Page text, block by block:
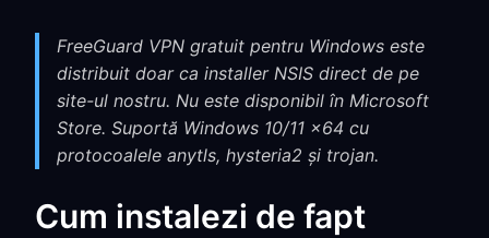
FreeGuard VPN gratuit pentru Windows este
distribuit doar ca installer NSIS direct de pe
site-ul nostru. Nu este disponibil în Microsoft
Store. Suportă Windows 10/11 x64 cu
protocoalele anytls, hysteria2 și trojan.
Cum instalezi de fapt